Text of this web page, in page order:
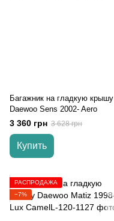
Багажник на гладкую крышу
Daewoo Sens 2002- Aero
3 360 грн 3 628 грн
Купить
РАСПРОДАЖА
−7%